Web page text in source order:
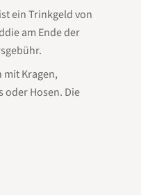
ein Trinkgeld von
am Ende der
mit Kragen,
oder Hosen. Die